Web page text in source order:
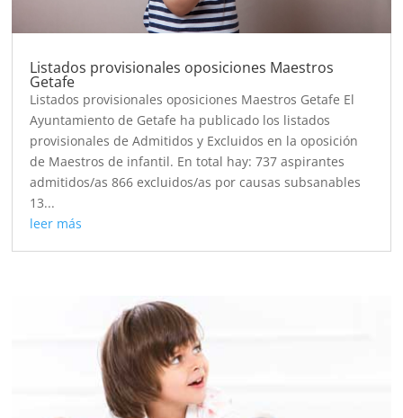
Listados provisionales oposiciones Maestros
Getafe
Listados provisionales oposiciones Maestros Getafe El
Ayuntamiento de Getafe ha publicado los listados
provisionales de Admitidos y Excluidos en la oposición
de Maestros de infantil. En total hay: 737 aspirantes
admitidos/as 866 excluidos/as por causas subsanables
13...
leer más